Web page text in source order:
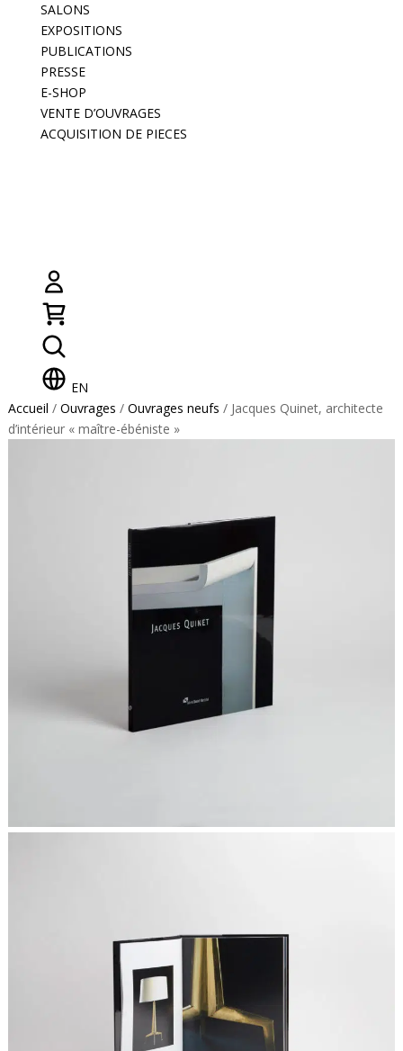
SALONS
EXPOSITIONS
PUBLICATIONS
PRESSE
E-SHOP
VENTE D’OUVRAGES
ACQUISITION DE PIECES
EN
Accueil / Ouvrages / Ouvrages neufs / Jacques Quinet, architecte
d’intérieur « maître-ébéniste »